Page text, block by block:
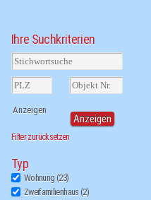
Ihre Suchkriterien
Filter zurücksetzen
Typ
Wohnung (23)
Zweifamilienhaus (2)